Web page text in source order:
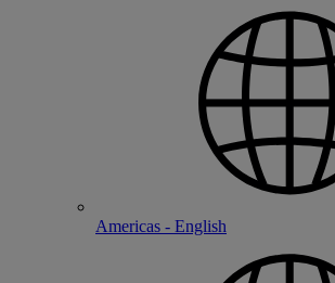
Americas - English